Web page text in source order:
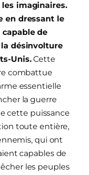
imaginaires.
en dressant le
capable de
désinvolture
Unis.Cette
combattue
essentielle
la guerre
cette puissance
toute entière,
qui ont
capables de
les peuples